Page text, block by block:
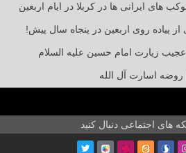
های ایرانی ها در کربلا در ایام اربعین
پیاده روی اربعین در پنجاه سال پیش!
زیارت امام حسین علیه السلام
اسارت آل الله
های اجتماعی دنبال کنید